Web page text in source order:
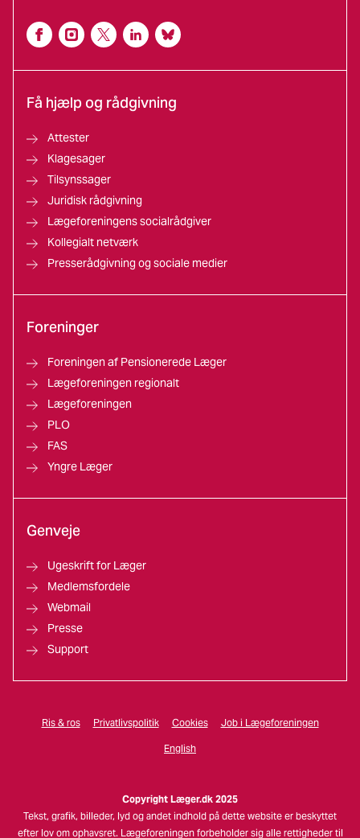
Få hjælp og rådgivning
Attester
Klagesager
Tilsynssager
Juridisk rådgivning
Lægeforeningens socialrådgiver
Kollegialt netværk
Presserådgivning og sociale medier
Foreninger
Foreningen af Pensionerede Læger
Lægeforeningen regionalt
Lægeforeningen
PLO
FAS
Yngre Læger
Genveje
Ugeskrift for Læger
Medlemsfordele
Webmail
Presse
Support
Ris & ros Privatlivspolitik Cookies Job i Lægeforeningen
English
Copyright Læger.dk 2025
Tekst, grafik, billeder, lyd og andet indhold på dette website er beskyttet
efter lov om ophavsret. Lægeforeningen forbeholder sig alle rettigheder til